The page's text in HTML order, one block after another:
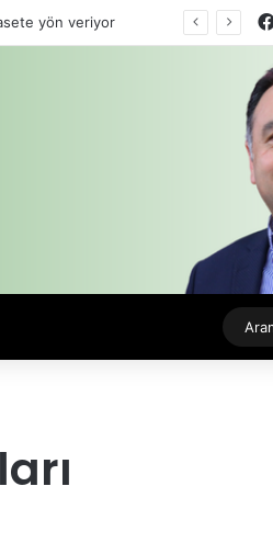
yön veriyor